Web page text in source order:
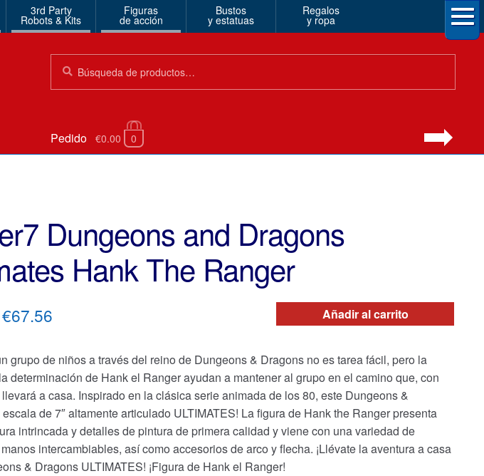
3rd Party
Robots & Kits
Figuras
de acción
Bustos
y estatuas
Regalos
y ropa
Pedido €0.00 0
Dungeons and Dragons
Hank The Ranger
Añadir al carrito
El
original
era:
€73.75.
€67.56El
actual
es:
€67.56.
grupo de niños a través del reino de Dungeons & Dragons no es tarea fácil, pero la
determinación de Hank el Ranger ayudan a mantener al grupo en el camino que, con
a casa. Inspirado en la clásica serie animada de los 80, este Dungeons &
de 7″ altamente articulado ULTIMATES! La figura de Hank the Ranger presenta
intrincada y detalles de pintura de primera calidad y viene con una variedad de
intercambiables, así como accesorios de arco y flecha. ¡Llévate la aventura a casa
& Dragons ULTIMATES! ¡Figura de Hank el Ranger!